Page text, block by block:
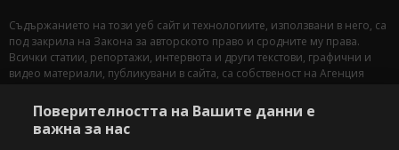
Съдържанието на този уеб сайт и технологиите, използвани в него, са
под закрила на Закона за авторското право и сродните му права.
Всички статии, репортажи, интервюта и други текстови, графични и
видео материали, публикувани в сайта, са собственост на Агенция
публикуване на текстови материали само след писмено съгласие на
Агенция Спортал, посочване на източника и добавяне на линк към
www.sportal.bg. Използването на графични и видео материали,
Поверителността на Вашите данни е
важна за нас